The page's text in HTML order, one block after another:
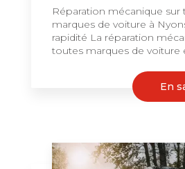
Réparation mécanique sur
marques de voiture à
rapidité La réparation
toutes marques de voiture
En